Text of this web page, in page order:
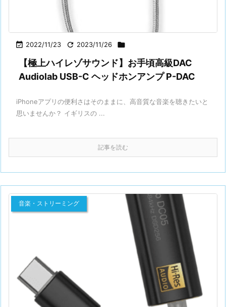
 2022/11/23  2023/11/26 
【極上ハイレゾサウンド】お手頃高級DAC
Audiolab USB-C ヘッドホンアンプ P-DAC
iPhoneアプリの便利さはそのままに、高音質な音楽を聴きたいと
思いませんか？ イギリスの ...
記事を読む
音楽・ストリーミング